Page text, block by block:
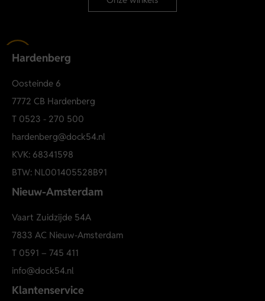
Hardenberg
Oosteinde 6
7772 CB Hardenberg
T 0523 - 270 500
hardenberg@dock54.nl
KVK: 68341598
BTW: NL001405528B91
Nieuw-Amsterdam
Vaart Zuidzijde 54A
7833 AC Nieuw-Amsterdam
T 0591 – 745 411
info@dock54.nl
Klantenservice